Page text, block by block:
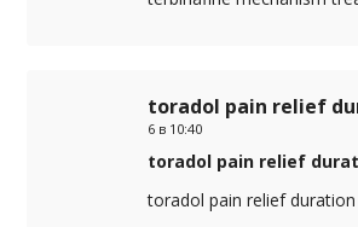
toradol pain relief
6 в 10:40
toradol pain relief
toradol pain relief duration